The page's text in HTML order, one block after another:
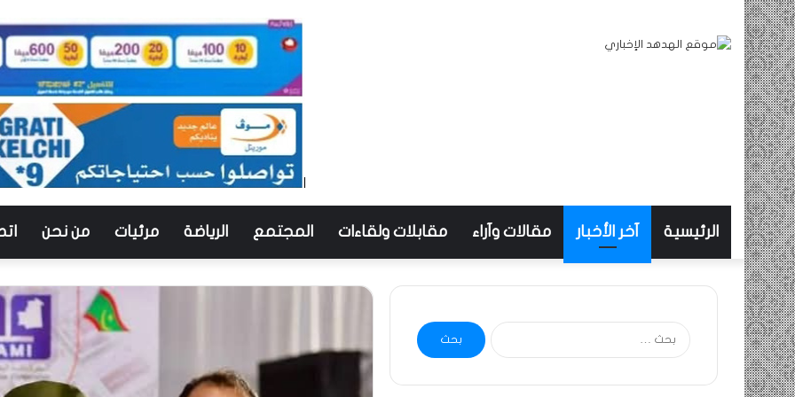
الرئيسية آخر الأخبار مقالات وآراء مقابلات ولقاءات المجتمع الرياضة مرئيات من نحن
البحث
عن: